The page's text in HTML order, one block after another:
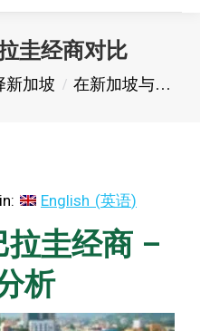
圭经商对比
新加坡 在新加坡与…
English (英语)
拉圭经商 –
析